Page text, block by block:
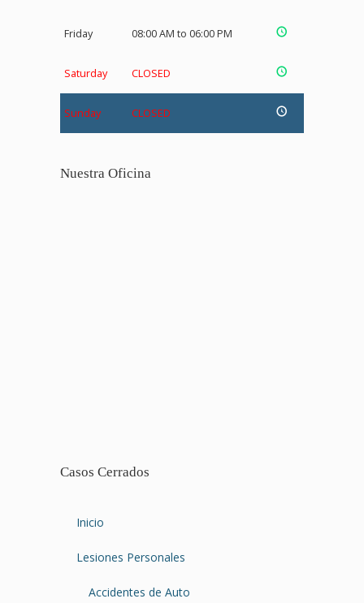
Friday 08:00 AM to 06:00 PM
Saturday CLOSED
Sunday CLOSED
Nuestra Oficina
Casos Cerrados
Inicio
Lesiones Personales
Accidentes de Auto